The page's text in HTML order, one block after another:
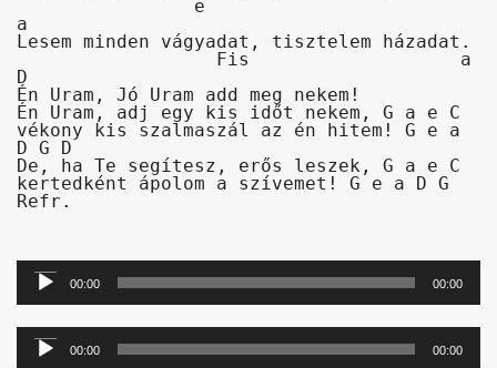
a
Lesem minden vágyadat, tisztelem házadat.
D
Én Uram, Jó Uram add meg nekem!
Én Uram, adj egy kis időt nekem, G a e C
vékony kis szalmaszál az én hitem! G e a
D G D
De, ha Te segítesz, erős leszek, G a e C
kertedként ápolom a szívemet! G e a D G
Refr.
Audió
lejátszó00:00 00:00
Audió
lejátszó00:00 00:00